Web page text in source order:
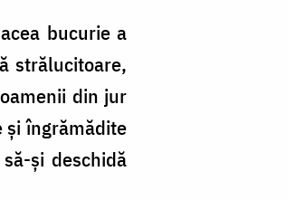
bucurie a
strălucitoare,
din jur
și îngrămădite
şi deschidă